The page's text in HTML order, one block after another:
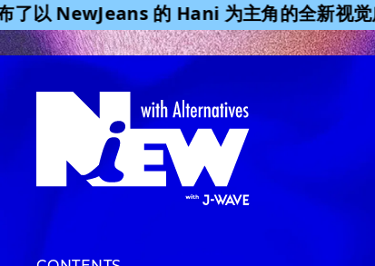
的 Hani 为主角的全新视觉广告。